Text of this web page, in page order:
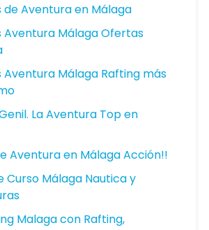
de Aventura en Málaga
Aventura Málaga Ofertas
Aventura Málaga Rafting más
La Aventura Top en
Aventura en Málaga Acción!!
Curso Málaga Nautica y
Malaga con Rafting,